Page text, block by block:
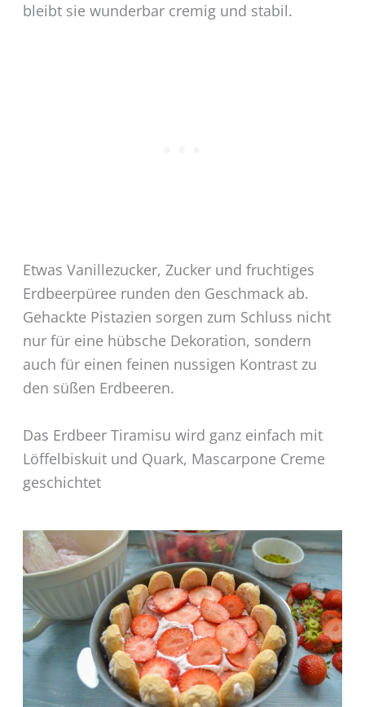
bleibt sie wunderbar cremig und stabil.
Etwas Vanillezucker, Zucker und fruchtiges
Erdbeerpüree runden den Geschmack ab.
Gehackte Pistazien sorgen zum Schluss nicht
nur für eine hübsche Dekoration, sondern
auch für einen feinen nussigen Kontrast zu
den süßen Erdbeeren.
Das Erdbeer Tiramisu wird ganz einfach mit
Löffelbiskuit und Quark, Mascarpone Creme
geschichtet